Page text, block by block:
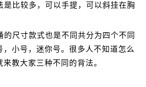
是比较多，可以手提，可以斜挂在胸
的尺寸款式也是不同共分为四个不同
，小号，迷你号。很多人不知道怎么
教大家三种不同的背法。